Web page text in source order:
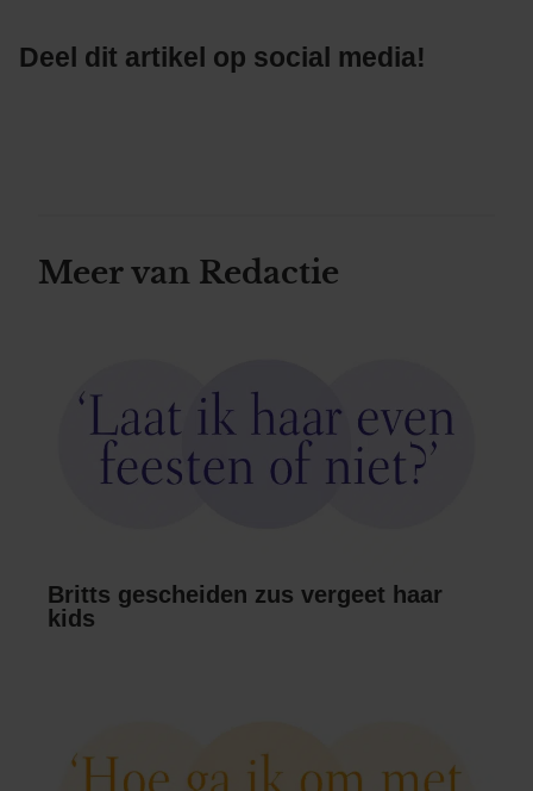
Deel dit artikel op social media!
Meer van Redactie
Britts gescheiden zus vergeet haar
kids